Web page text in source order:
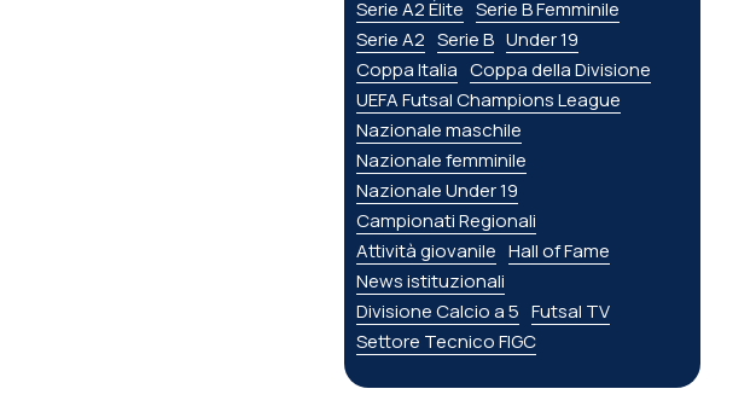
Serie A2 Élite Serie B Femminile
Serie A2 Serie B Under 19
Coppa Italia Coppa della Divisione
UEFA Futsal Champions League
Nazionale maschile
Nazionale femminile
Nazionale Under 19
Campionati Regionali
Attività giovanile Hall of Fame
News istituzionali
Divisione Calcio a 5 Futsal TV
Settore Tecnico FIGC